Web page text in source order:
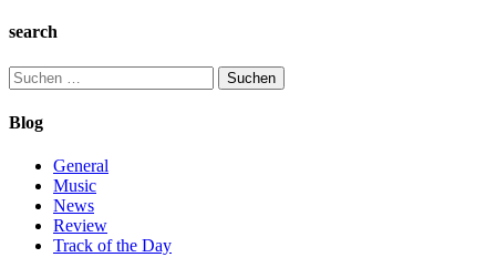
search
Suchen
nach:
Blog
General
Music
News
Review
Track of the Day